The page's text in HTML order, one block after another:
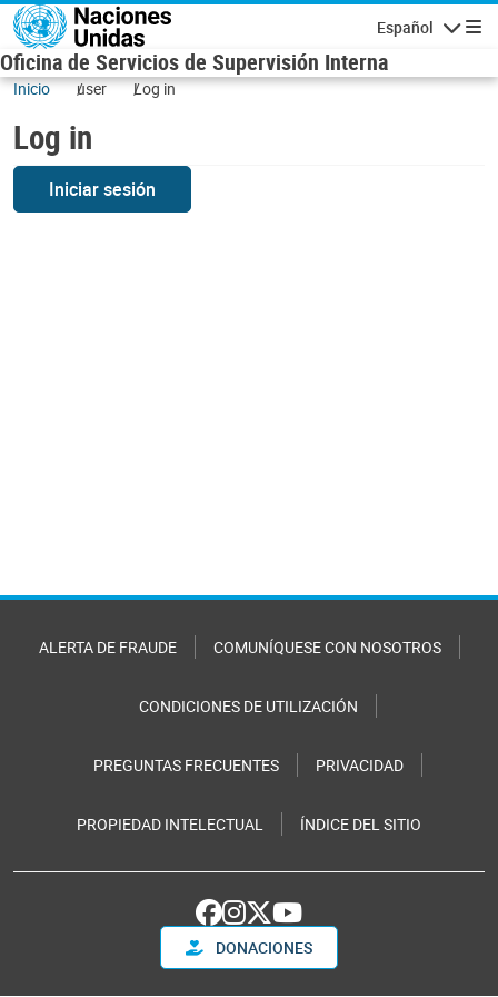
Skip to main content
Español
Oficina de Servicios de Supervisión Interna
Inicio user Log in
Log in
Iniciar sesión
ALERTA DE FRAUDE COMUNÍQUESE CON NOSOTROS
CONDICIONES DE UTILIZACIÓN
PREGUNTAS FRECUENTES PRIVACIDAD
PROPIEDAD INTELECTUAL ÍNDICE DEL SITIO
DONACIONES